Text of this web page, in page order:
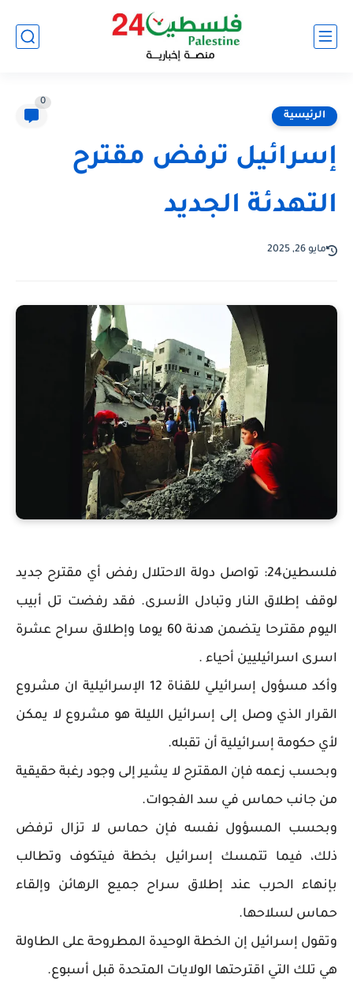
الرئيسية
0
إسرائيل ترفض مقترح
التهدئة الجديد
مايو 26, 2025
فلسطين24: تواصل دولة الاحتلال رفض أي مقترح جديد
لوقف إطلاق النار وتبادل الأسرى. فقد رفضت تل أبيب
اليوم مقترحا يتضمن هدنة 60 يوما وإطلاق سراح عشرة
اسرى اسرائيليين أحياء .
وأكد مسؤول إسرائيلي للقناة 12 الإسرائيلية ان مشروع
القرار الذي وصل إلى إسرائيل الليلة هو مشروع لا يمكن
لأي حكومة إسرائيلية أن تقبله.
وبحسب زعمه فإن المقترح لا يشير إلى وجود رغبة حقيقية
من جانب حماس في سد الفجوات.
وبحسب المسؤول نفسه فإن حماس لا تزال ترفض
ذلك، فيما تتمسك إسرائيل بخطة فيتكوف وتطالب
بإنهاء الحرب عند إطلاق سراح جميع الرهائن وإلقاء
حماس لسلاحها.
وتقول إسرائيل إن الخطة الوحيدة المطروحة على الطاولة
هي تلك التي اقترحتها الولايات المتحدة قبل أسبوع.